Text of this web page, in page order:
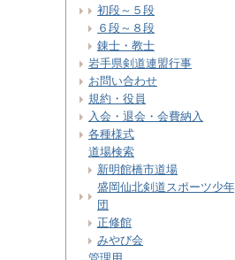
初段～５段
６段～８段
錬士・教士
岩手県剣道連盟行事
お問い合わせ
規約・役員
入会・退会・会費納入
各種様式
道場検索
新明館橋市道場
盛岡仙北剣道スポーツ少年
団
正修館
みやび会